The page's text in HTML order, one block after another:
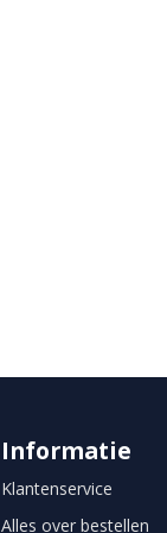
Informatie
Klantenservice
Alles over bestellen